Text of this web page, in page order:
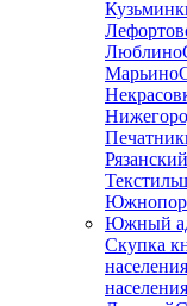
Люблино
Марьино
Рязанский
Южный
Скупка